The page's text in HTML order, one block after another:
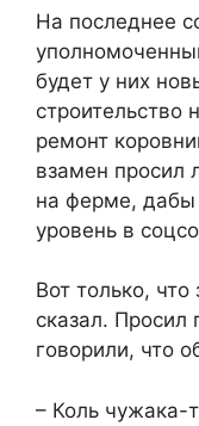
На последнее
будет у них
строительство
ремонт
взамен просил
на ферме, дабы
уровень в
Вот только,
сказал. Просил
говорили, что
– Коль чужака-